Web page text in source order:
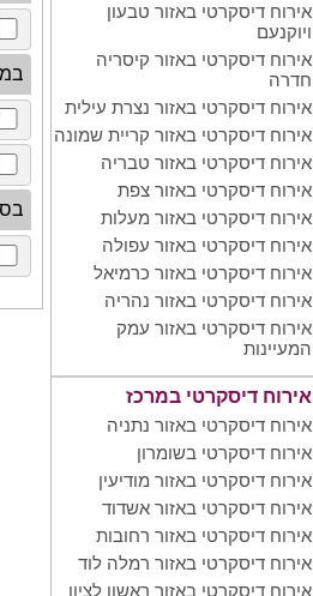
אירוח דיסקרטי באזור טבעון
ויוקנעם
אירוח דיסקרטי באזור קיסריה
חדרה
אירוח דיסקרטי באזור נצרת עילית
אירוח דיסקרטי באזור קריית שמונה
אירוח דיסקרטי באזור טבריה
אירוח דיסקרטי באזור צפת
אירוח דיסקרטי באזור מעלות
אירוח דיסקרטי באזור עפולה
אירוח דיסקרטי באזור כרמיאל
אירוח דיסקרטי באזור נהריה
אירוח דיסקרטי באזור עמק
המעיינות
אירוח דיסקרטי במרכז
אירוח דיסקרטי באזור נתניה
אירוח דיסקרטי בשומרון
אירוח דיסקרטי באזור מודיעין
אירוח דיסקרטי באזור אשדוד
אירוח דיסקרטי באזור רחובות
אירוח דיסקרטי באזור רמלה לוד
אירוח דיסקרטי באזור ראשון לציון